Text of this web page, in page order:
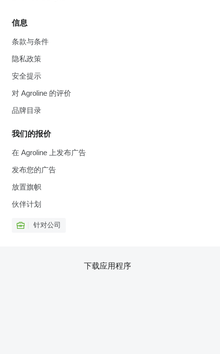
信息
条款与条件
隐私政策
安全提示
对 Agroline 的评价
品牌目录
我们的报价
在 Agroline 上发布广告
发布您的广告
放置旗帜
伙伴计划
针对公司
下载应用程序